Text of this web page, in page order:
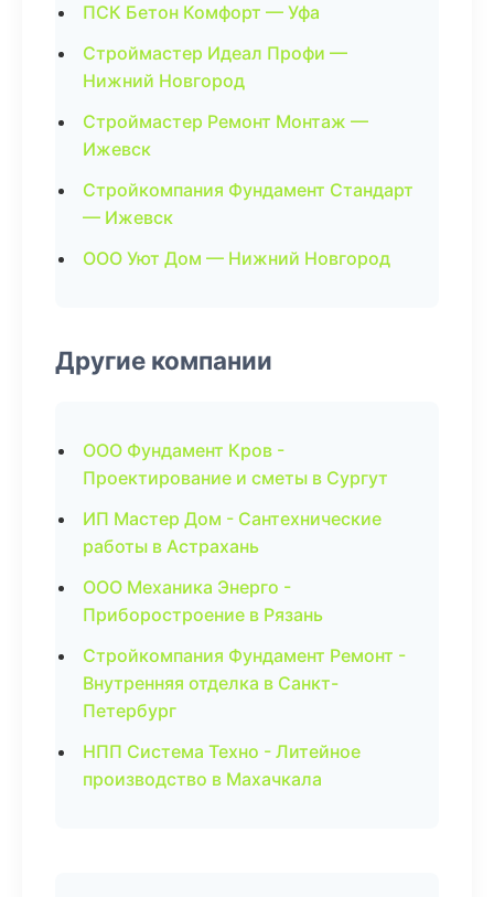
ПСК Бетон Комфорт — Уфа
Строймастер Идеал Профи —
Нижний Новгород
Строймастер Ремонт Монтаж —
Ижевск
Стройкомпания Фундамент Стандарт
— Ижевск
ООО Уют Дом — Нижний Новгород
Другие компании
ООО Фундамент Кров -
Проектирование и сметы в Сургут
ИП Мастер Дом - Сантехнические
работы в Астрахань
ООО Механика Энерго -
Приборостроение в Рязань
Стройкомпания Фундамент Ремонт -
Внутренняя отделка в Санкт-
Петербург
НПП Система Техно - Литейное
производство в Махачкала